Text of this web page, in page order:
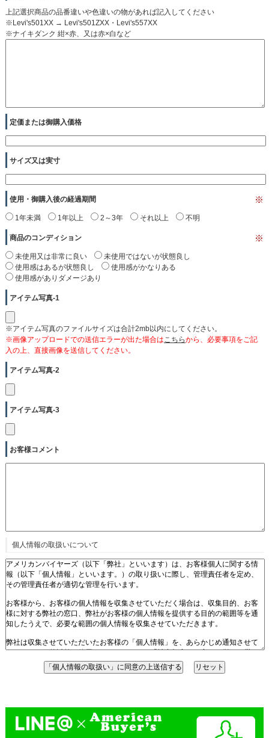
上記選択商品の品番違いや色違いの物があれば記入してください
※Levi's501XX → Levi's501ZXX・Levi's557XX
※ナイキダンク 紺×赤、又は赤×白など
定価または御購入価格
サイズ又は実寸
使用・御購入後の経過期間 ※
1年未満 1年以上 2～3年 それ以上 不明
商品のコンディション ※
未使用又は非常に良い
未使用ではないが状態良し
使用感はあるが状態良し
使用感がかなりある
使用感がありダメージあり
アイテム写真-1
※アイテム写真のファイルサイズは合計2mb以内にしてください。
※画像アップロードでの送信エラーが出た場合は こちらから、必要事項をご記
入の上、直接画像を送信してください。
アイテム写真-2
アイテム写真-3
お客様コメント
個人情報の取扱いについて